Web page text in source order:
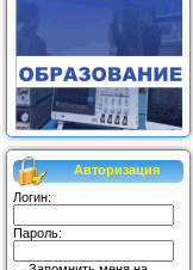
Авторизация
Логин:
Пароль: